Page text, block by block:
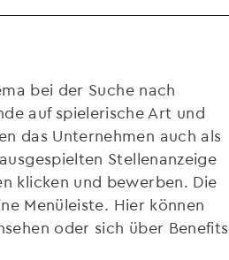
bei der Suche nach
auf spielerische Art und
das Unternehmen auch als
Stellenanzeige
klicken und bewerben. Die
Menüleiste. Hier können
oder sich über Benefits